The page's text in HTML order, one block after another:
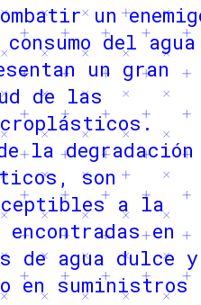
un
del agua
un gran
de las
la degradación
son
a la
en
de agua dulce y
en suministros